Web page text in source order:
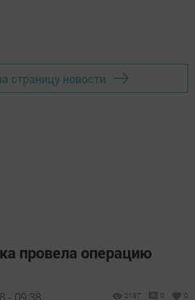
страницу новости
провела операцию
2187 0 0